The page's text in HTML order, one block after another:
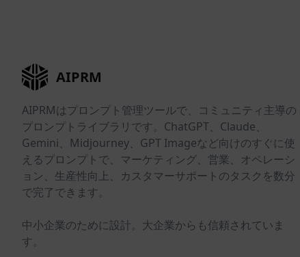
AIPRM
AIPRMはプロンプト管理ツールで、コミュニティ主導の
プロンプトライブラリです。ChatGPT、Claude、
Gemini、Midjourney、GPT Imageなど向けのすぐに使
えるプロンプトで、マーケティング、営業、オペレーシ
ョン、生産性向上、カスタマーサポートのタスクを数分
で完了できます。
中小企業のために設計。大企業からも信頼されていま
す。